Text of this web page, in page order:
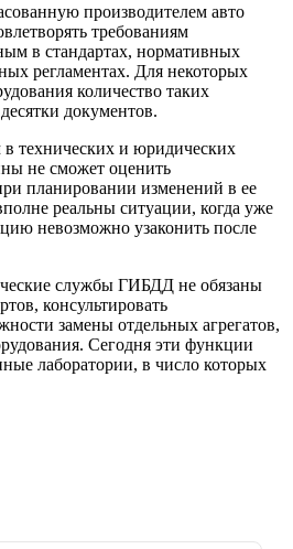
производителем авто
требованиям
в стандартах, нормативных
регламентах. Для некоторых
количество таких
документов.
в технических и юридических
не сможет оценить
планировании изменений в ее
реальны ситуации, когда уже
невозможно узаконить после
службы ГИБДД не обязаны
консультировать
замены отдельных агрегатов,
Сегодня эти функции
лаборатории, в число которых